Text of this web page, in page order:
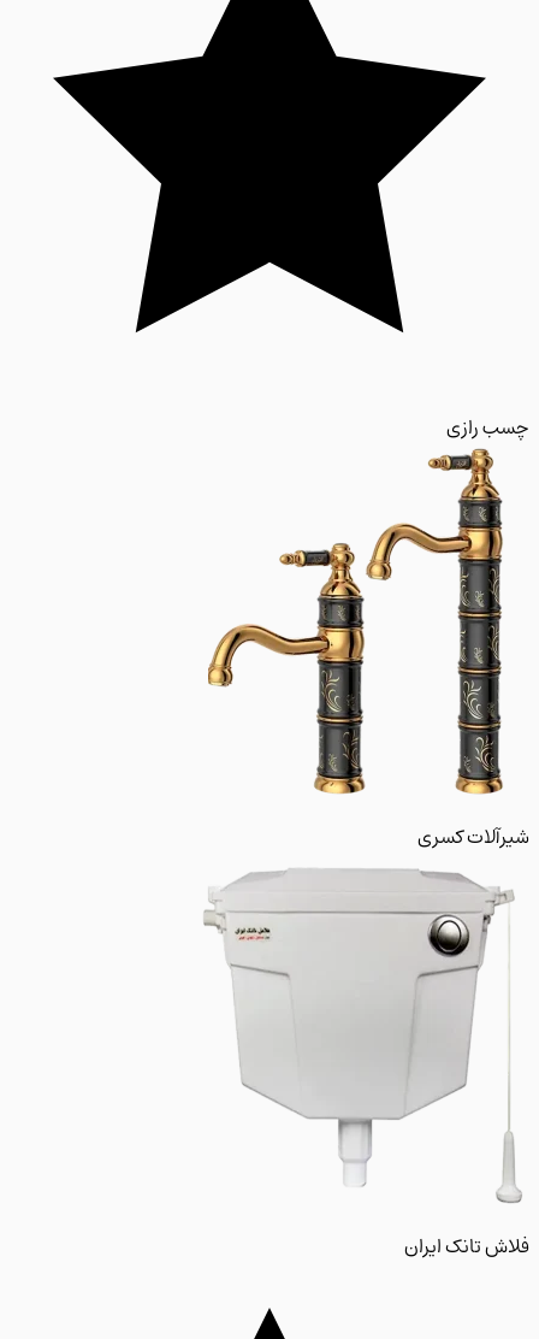
رازی
کسری
تانک ایران